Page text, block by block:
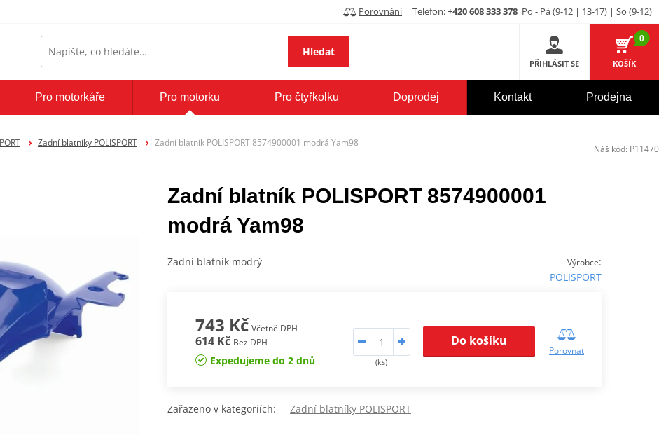
Porovnání Telefon:+420 608 333 378 Po - Pá (9-12 | 13-17) | So (9-12)
Hledat
PŘIHLÁSIT SE
0
KOŠÍK
Pro motorkáře Pro motorku Pro čtyřkolku Doprodej Kontakt Prodejna
Zadní blatníky POLISPORT Zadní blatník POLISPORT 8574900001 modrá Yam98
Zadní blatník POLISPORT 8574900001
modrá Yam98
Výrobce:
POLISPORT
Zadní blatník modrý
743 Kč Včetně DPH
614 Kč Bez DPH
Expedujeme do 2 dnů (ks)
Do košíku
Porovnat
Zařazeno v kategoriích: Zadní blatníky POLISPORT
Náš kód: P11470